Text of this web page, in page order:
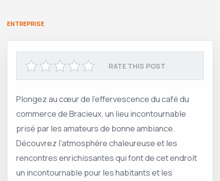
ENTREPRISE
RATE THIS POST
Plongez au cœur de l’effervescence du café du
commerce de Bracieux, un lieu incontournable
prisé par les amateurs de bonne ambiance.
Découvrez l’atmosphère chaleureuse et les
rencontres enrichissantes qui font de cet endroit
un incontournable pour les habitants et les